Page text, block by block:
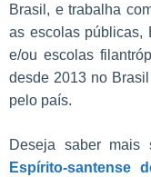
Brasil, e trabalha
as escolas públicas,
e/ou escolas
desde 2013 no
pelo país.
Deseja saber
Espírito-santense